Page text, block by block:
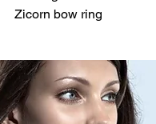
Zicorn bow ring